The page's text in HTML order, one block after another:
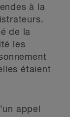
à la
de la
les
étaient
appel